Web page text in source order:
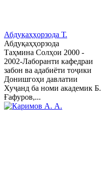
Абдуқаҳҳорзода Т.
Абдуқаҳҳорзода
Таҳмина Солҳои 2000 -
2002-Лаборанти кафедраи
забон ва адабиёти тоҷики
Донишгоҳи давлатии
Хуҷанд ба номи академик Б.
Ғафуров,...